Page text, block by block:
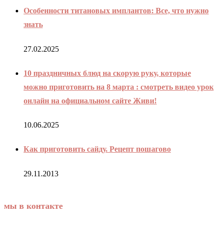
Особенности титановых имплантов: Все, что нужно
знать
27.02.2025
10 праздничных блюд на скорую руку, которые
можно приготовить на 8 марта : смотреть видео урок
онлайн на официальном сайте Живи!
10.06.2025
Как приготовить сайду. Рецепт пошагово
29.11.2013
мы в контакте